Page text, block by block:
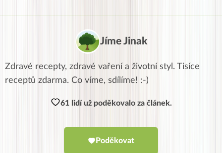
Jíme Jinak
Zdravé recepty, zdravé vaření a životní styl. Tisíce
receptů zdarma. Co víme, sdílíme! :-)
61 lidí už poděkovalo za článek.
Poděkovat